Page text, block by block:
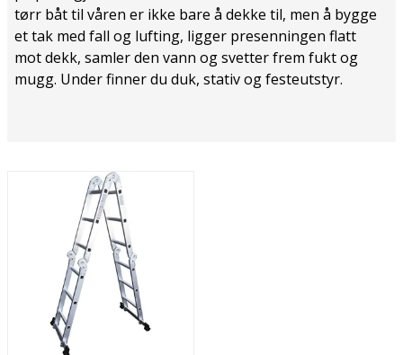
tørr båt til våren er ikke bare å dekke til, men å bygge
et tak med fall og lufting, ligger presenningen flatt
mot dekk, samler den vann og svetter frem fukt og
mugg. Under finner du duk, stativ og festeutstyr.